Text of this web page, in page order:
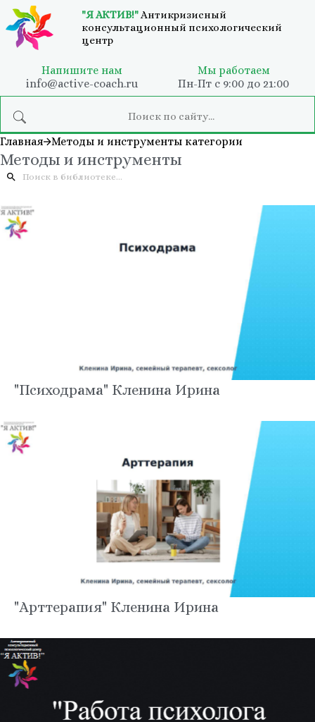
"Я АКТИВ!"Антикризисный
консультационный психологический
центр
Напишите нам
info@active-coach.ru
Мы работаем
Пн-Пт с 9:00 до 21:00
Главная Методы и инструменты категории
Методы и инструменты
"Психодрама" Кленина Ирина
"Арттерапия" Кленина Ирина